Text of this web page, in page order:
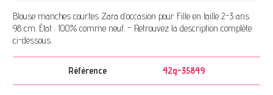
Blouse manches courtes Zara d’occasion pour Fille en taille 2-3 ans
98 cm. État : 100% comme neuf. – Retrouvez la description complète
ci-dessous.
Référence 42g-35849